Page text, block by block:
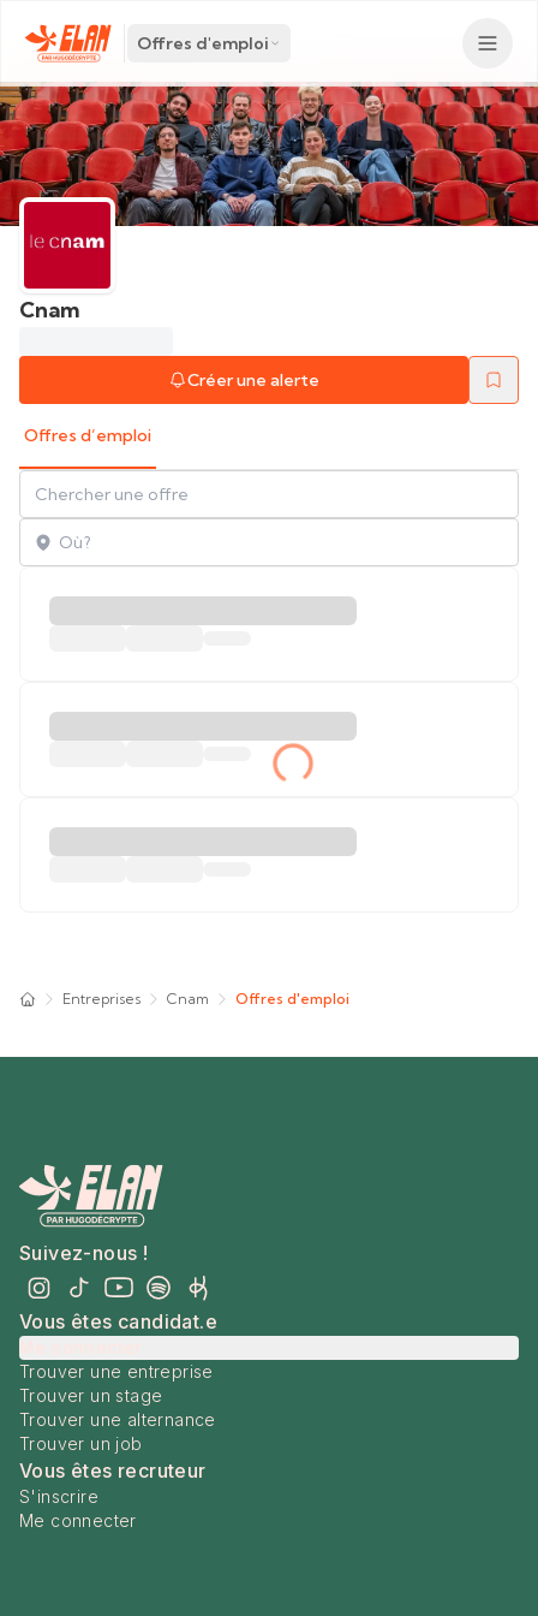
Offres d'emploi
Cnam
Créer une alerte
Offres d’emploi
Entreprises Cnam Offres d'emploi
Suivez-nous !
Vous êtes candidat.e
Trouver une entreprise
Trouver un stage
Trouver une alternance
Trouver un job
Vous êtes recruteur
S'inscrire
Me connecter